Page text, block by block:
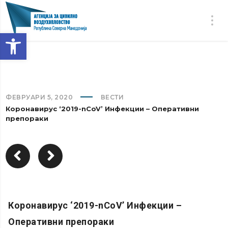
Open toolbar
ФЕВРУАРИ 5, 2020 ВЕСТИ
Коронавирус ‘2019-nCoV’ Инфекции – Оперативни
препораки
Коронавирус ‘2019-nCoV’ Инфекции –
Оперативни препораки